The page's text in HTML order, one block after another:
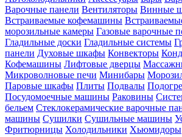
Варочные панели Вентиляторы Винные
Встраиваемые кофемашины
морозильные камеры Газовые варочные
Гладильные доски Гладильные системы
панели Духовые шкафы Конвекторы
Кофемашины Лифтовые дверцы
Микроволновые печи Минибары
Паровые шкафы Плиты Подвалы
Посудомоечные машины Раковины
бельем Стеклокерамические варочные
машины Сушилки Сушильные машины
Фритюрницы Холодильники Хьюмидоры